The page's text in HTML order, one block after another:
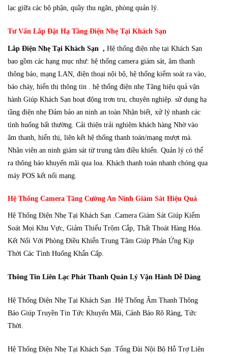
lạc giữa các bộ phận, quầy thu ngân, phòng quản lý.
Tư Vấn Lắp Đặt Hạ Tầng Điện Nhẹ Tại Khách Sạn
Lắp Điện Nhẹ Tại Khách Sạn , Hệ thống điện nhẹ tại Khách Sạn
bao gồm các hạng mục như: hệ thống camera giám sát, âm thanh
thông báo, mạng LAN, điện thoại nội bộ, hệ thống kiểm soát ra vào,
báo cháy, hiển thị thông tin . hệ thống điện nhẹ Tăng hiệu quả vận
hành Giúp Khách Sạn hoạt động trơn tru, chuyên nghiệp. sử dụng hạ
tầng điện nhẹ Đảm bảo an ninh an toàn Nhận biết, xử lý nhanh các
tình huống bất thường. Cải thiện trải nghiệm khách hàng Nhờ vào
âm thanh, hiển thị, liên kết hệ thống thanh toán/mạng mượt mà.
Nhân viên an ninh giám sát từ trung tâm điều khiển. Quản lý có thể
ra thông báo khuyến mãi qua loa. Khách thanh toán nhanh chóng qua
máy POS kết nối mạng.
Hệ Thống Camera Tăng Cường An Ninh Giám Sát Hiệu Quả
Hệ Thống Điện Nhẹ Tại Khách Sạn .Camera Giám Sát Giúp Kiểm
Soát Mọi Khu Vực, Giảm Thiểu Trộm Cắp, Thất Thoát Hàng Hóa.
Kết Nối Với Phòng Điều Khiển Trung Tâm Giúp Phản Ứng Kịp
Thời Các Tình Huống Khẩn Cấp.
Thông Tin Liên Lạc Phát Thanh Quản Lý Vận Hành Dễ Dàng
Hệ Thống Điện Nhẹ Tại Khách Sạn .Hệ Thống Âm Thanh Thông
Báo Giúp Truyền Tin Tức Khuyến Mãi, Cảnh Báo Rõ Ràng, Tức
Thời.
Hệ Thống Điện Nhẹ Tại Khách Sạn .Tổng Đài Nội Bộ Hỗ Trợ Liên